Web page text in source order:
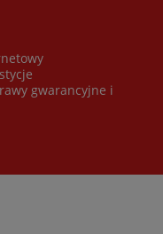
gwarancyjne i